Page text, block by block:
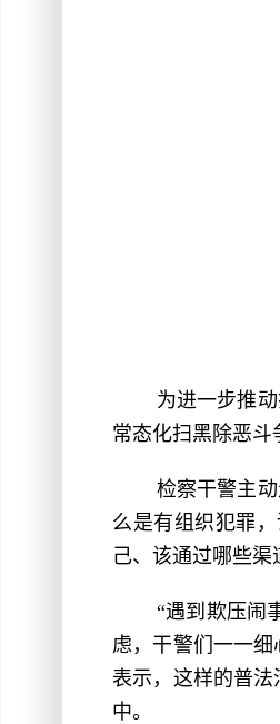
为进一步推
常态化扫黑除恶
检察干警主
么是有组织犯罪
己、该通过哪些渠
“遇到欺压闹
虑，干警们一一
表示，这样的普
中。